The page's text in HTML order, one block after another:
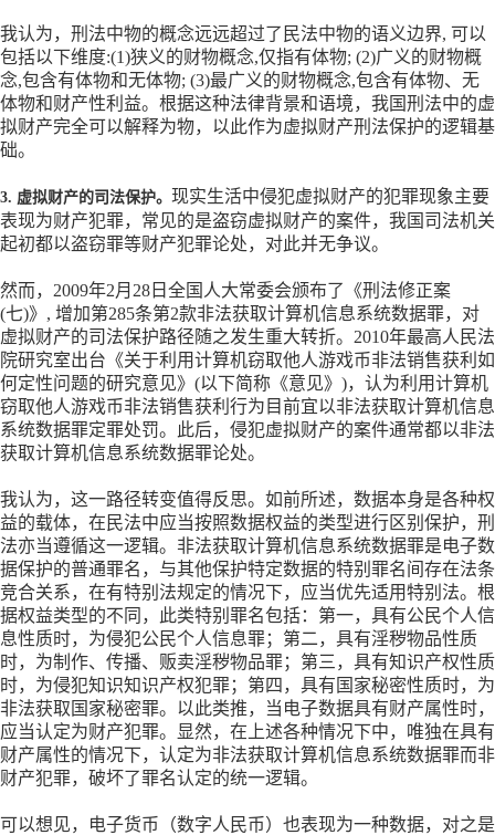
我认为，刑法中物的概念远远超过了民法中物的语义边界, 可以
包括以下维度:(1)狭义的财物概念,仅指有体物; (2)广义的财物概
念,包含有体物和无体物; (3)最广义的财物概念,包含有体物、无
体物和财产性利益。根据这种法律背景和语境，我国刑法中的虚
拟财产完全可以解释为物，以此作为虚拟财产刑法保护的逻辑基
础。
3. 虚拟财产的司法保护。 现实生活中侵犯虚拟财产的犯罪现象主要
表现为财产犯罪，常见的是盗窃虚拟财产的案件，我国司法机关
起初都以盗窃罪等财产犯罪论处，对此并无争议。
然而， 2009年2月28日全国人大常委会颁布了《刑法修正案
(七)》, 增加第285条第2款非法获取计算机信息系统数据罪，对
虚拟财产的司法保护路径随之发生重大转折。2010年最高人民法
院研究室出台《关于利用计算机窃取他人游戏币非法销售获利如
何定性问题的研究意见》(以下简称《意见》)，认为利用计算机
窃取他人游戏币非法销售获利行为目前宜以非法获取计算机信息
系统数据罪定罪处罚。此后，侵犯虚拟财产的案件通常都以非法
获取计算机信息系统数据罪论处。
我认为，这一路径转变值得反思。如前所述，数据本身是各种权
益的载体，在民法中应当按照数据权益的类型进行区别保护，刑
法亦当遵循这一逻辑。非法获取计算机信息系统数据罪是电子数
据保护的普通罪名，与其他保护特定数据的特别罪名间存在法条
竞合关系，在有特别法规定的情况下，应当优先适用特别法。根
据权益类型的不同，此类特别罪名包括：第一，具有公民个人信
息性质时，为侵犯公民个人信息罪；第二，具有淫秽物品性质
时，为制作、传播、贩卖淫秽物品罪；第三，具有知识产权性质
时，为侵犯知识知识产权犯罪；第四，具有国家秘密性质时，为
非法获取国家秘密罪。以此类推，当电子数据具有财产属性时，
应当认定为财产犯罪。显然，在上述各种情况下中，唯独在具有
财产属性的情况下，认定为非法获取计算机信息系统数据罪而非
财产犯罪，破坏了罪名认定的统一逻辑。
可以想见，电子货币（数字人民币）也表现为一种数据，对之是